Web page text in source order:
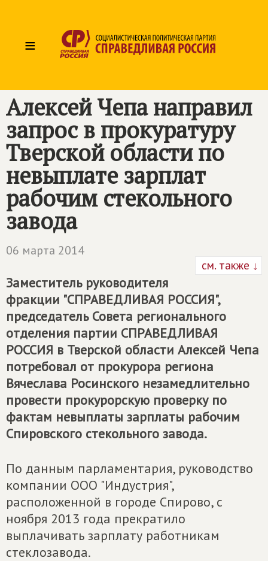
≡
Алексей Чепа направил
запрос в прокуратуру
Тверской области по
невыплате зарплат
рабочим стекольного
завода
06 марта 2014
см. также ↓
Заместитель руководителя
фракции "СПРАВЕДЛИВАЯ РОССИЯ",
председатель Совета регионального
отделения партии СПРАВЕДЛИВАЯ
РОССИЯ в Тверской области Алексей Чепа
потребовал от прокурора региона
Вячеслава Росинского незамедлительно
провести прокурорскую проверку по
фактам невыплаты зарплаты рабочим
Спировского стекольного завода.
По данным парламентария, руководство
компании ООО "Индустрия",
расположенной в городе Спирово, с
ноября 2013 года прекратило
выплачивать зарплату работникам
стеклозавода.